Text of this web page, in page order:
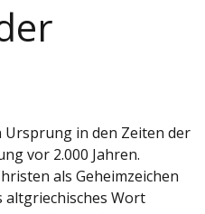
Ursprung in den Zeiten der
vor 2.000 Jahren.
als Geheimzeichen
altgriechisches Wort